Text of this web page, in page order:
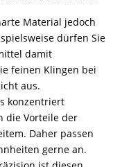
Material jedoch
dürfen Sie
damit
feinen Klingen bei
aus.
konzentriert
die Vorteile der
Daher passen
gerne an.